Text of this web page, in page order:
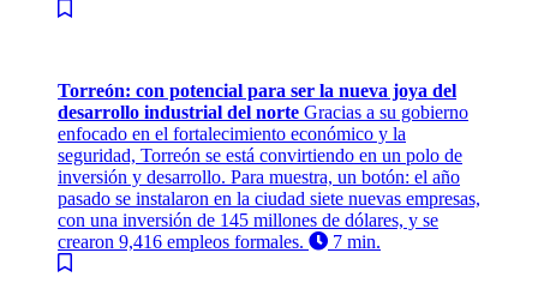
Torreón: con potencial para ser la nueva joya del
desarrollo industrial del norte Gracias a su gobierno
enfocado en el fortalecimiento económico y la
seguridad, Torreón se está convirtiendo en un polo de
inversión y desarrollo. Para muestra, un botón: el año
pasado se instalaron en la ciudad siete nuevas empresas,
con una inversión de 145 millones de dólares, y se
crearon 9,416 empleos formales.
7 min.